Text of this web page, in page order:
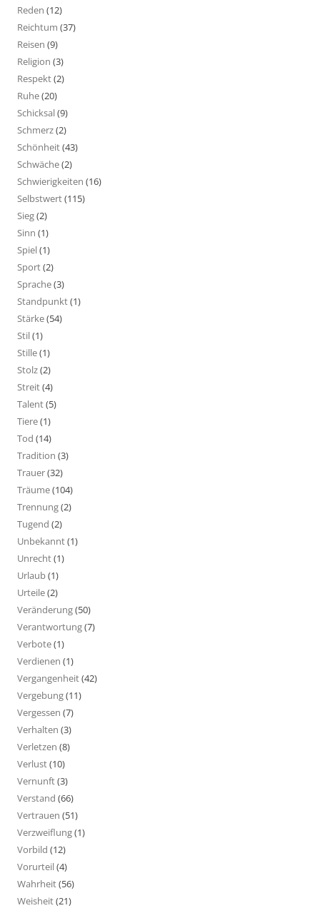
Reden (12)
Reichtum (37)
Reisen (9)
Religion (3)
Respekt(2)
Ruhe(20)
Schicksal(9)
Schmerz(2)
Schönheit(43)
Schwäche(2)
Schwierigkeiten (16)
Selbstwert(115)
Sieg(2)
Sinn (1)
Spiel(1)
Sport(2)
Sprache(3)
Standpunkt(1)
Stärke(54)
Stil(1)
Stille(1)
Stolz(2)
Streit(4)
Talent(5)
Tiere(1)
Tod (14)
Tradition (3)
Trauer(32)
Träume(104)
Trennung(2)
Tugend (2)
Unbekannt(1)
Unrecht(1)
Urlaub(1)
Urteile(2)
Veränderung(50)
Verantwortung(7)
Verbote(1)
Verdienen (1)
Vergangenheit(42)
Vergebung(11)
Vergessen (7)
Verhalten (3)
Verletzen (8)
Verlust(10)
Vernunft(3)
Verstand (66)
Vertrauen (51)
Verzweiflung(1)
Vorbild (12)
Vorurteil(4)
Wahrheit(56)
Weisheit(21)